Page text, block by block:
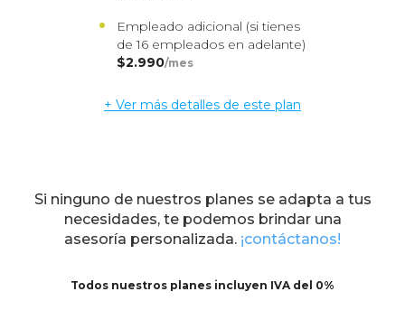
+ Ver más detalles de este plan
Empleado adicional (si tienes
de 16 empleados en adelante)
$2.990/mes
Si ninguno de nuestros planes se adapta a tus
necesidades, te podemos brindar una
asesoría personalizada. ¡contáctanos!
Todos nuestros planes incluyen IVA del 0%